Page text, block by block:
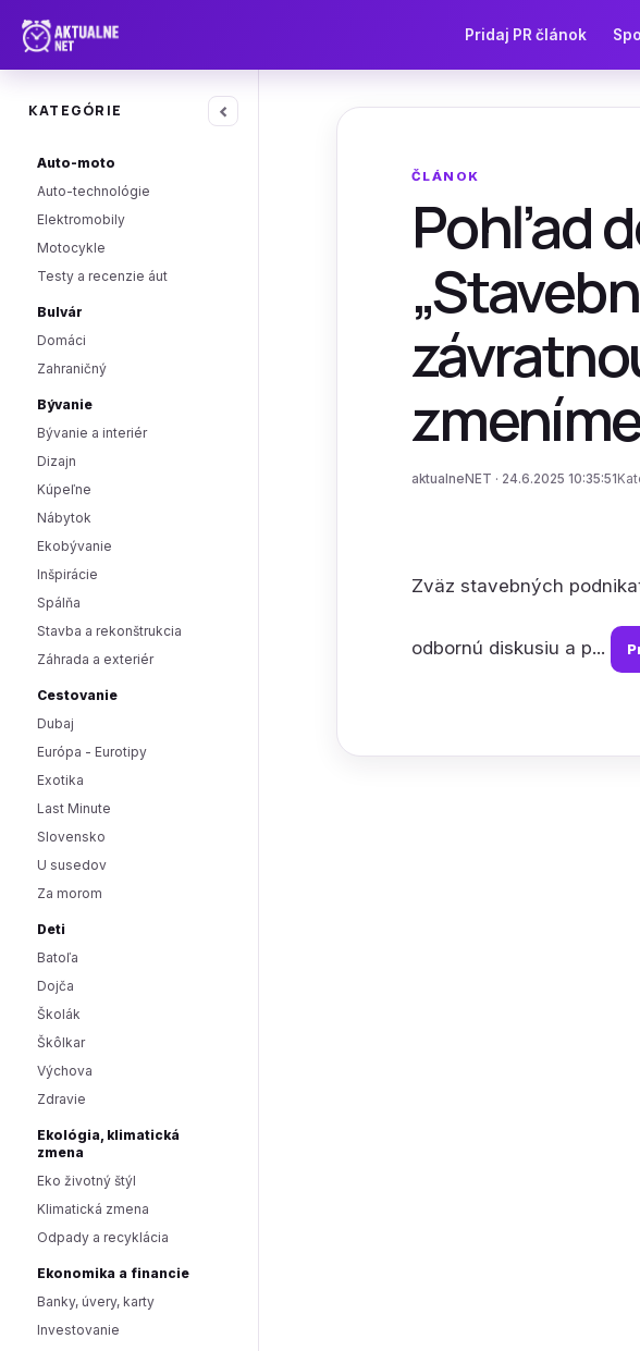
Pridaj PR článok
KATEGÓRIE ‹
Auto-moto
Auto-technológie
Elektromobily
Motocykle
Testy a recenzie áut
Bulvár
Domáci
Zahraničný
Bývanie
Bývanie a interiér
Dizajn
Kúpeľne
Nábytok
Ekobývanie
Inšpirácie
Spálňa
Stavba a rekonštrukcia
Záhrada a exteriér
Cestovanie
Dubaj
Európa - Eurotipy
Exotika
Last Minute
Slovensko
U susedov
Za morom
Deti
Batoľa
Dojča
Školák
Škôlkar
Výchova
Zdravie
Ekológia, klimatická
zmena
Eko životný štýl
Klimatická zmena
Odpady a recyklácia
Ekonomika a financie
Banky, úvery, karty
Investovanie
ČLÁNOK
Pohľad
aktualneNET · 24.6.2025 10:35:51
Zväz stavebných
odbornú diskusiu a p...